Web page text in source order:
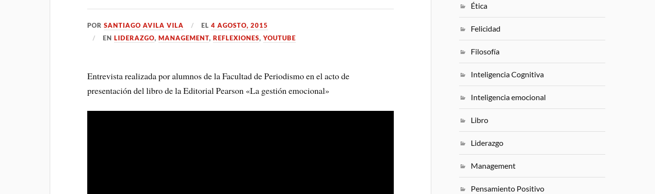
PORSANTIAGO AVILA VILA EL4 AGOSTO, 2015
ENLIDERAZGO,MANAGEMENT,REFLEXIONES,YOUTUBE
Entrevista realizada por alumnos de la Facultad de Periodismo en el acto de
presentación del libro de la Editorial Pearson «La gestión emocional»
Ética
Felicidad
Filosofía
Inteligencia Cognitiva
Inteligencia emocional
Libro
Liderazgo
Management
Pensamiento Positivo